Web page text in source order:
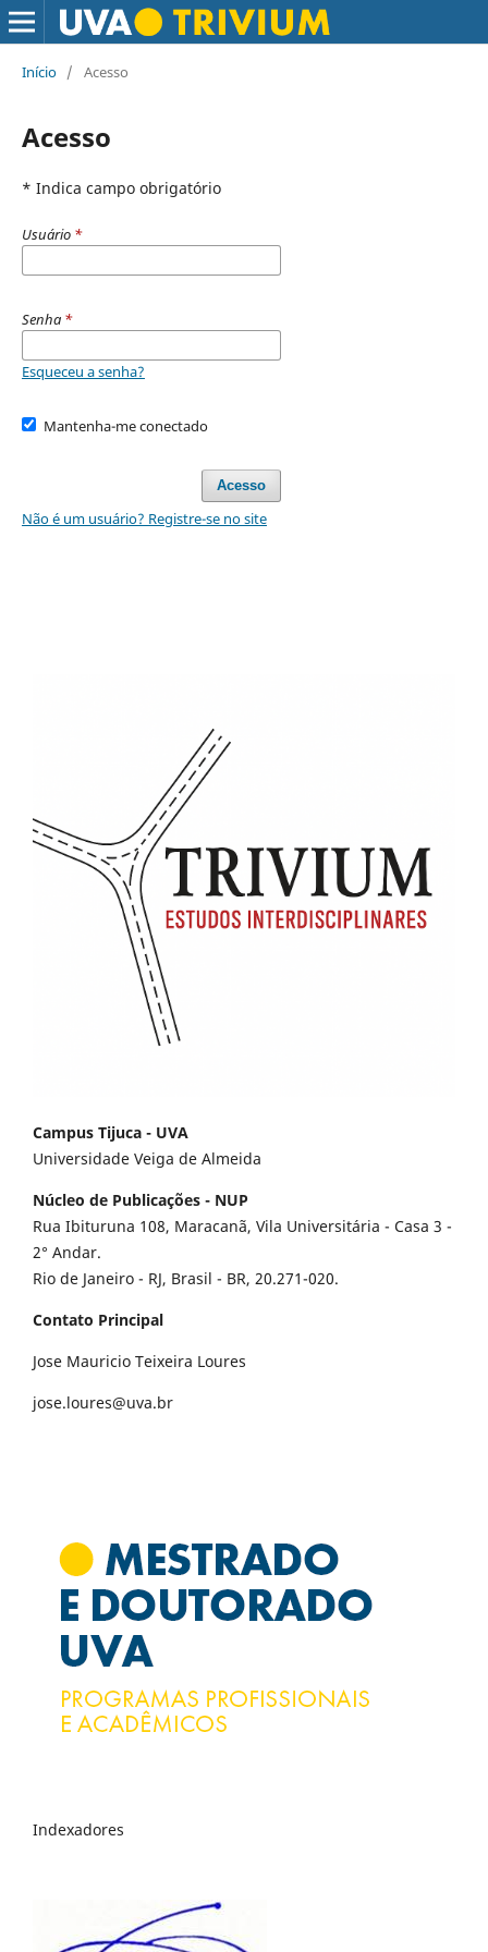
Início / Acesso
Acesso
* Indica campo obrigatório
Usuário *
Senha *
Esqueceu a senha?
Mantenha-me conectado
Acesso
Não é um usuário? Registre-se no site
Campus Tijuca - UVA
Universidade Veiga de Almeida
Núcleo de Publicações - NUP
Rua Ibituruna 108, Maracanã, Vila Universitária - Casa 3 -
2° Andar.
Rio de Janeiro - RJ, Brasil - BR, 20.271-020.
Contato Principal
Jose Mauricio Teixeira Loures
jose.loures@uva.br
Indexadores